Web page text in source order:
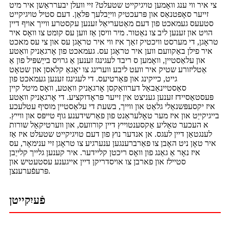
צי איר ווי ענג וואָמען טויגיקייט שטעלט? זיי וועלן יבערראַשן איר מיט
זייער סאָפטנאַס און פּרעכטיק ווייַבלעך פּלאַן. דעם סטיל טויגיקייט
סטעעס געמאכט פון דעם מאַטעריאַל זענען עקסטרע ווייך אויף דיין
הויט און זענען ליב צו נאַטור. מיר וויסן אַז ווען עס קומט צו וואָס איר
טראָגן, די מערסט וויכטיק זאַך איז ווי איר טראָגן עס און צי עס מאכט
איר פילן באַקוועם ווען איר טראָגן עס. געמאכט פון אָרגאַניק וואַטע
און עלאַסטיין, וואָמען ס ריבד לעגינגז זענען אַ גרויס בייַשפּיל פון אַ
אַטליזורע שטיק איר וועט ליבע ווערינג צו יאָגאַ קלאסן און שטאָט
גייט, כייקינג און פּאַרטיעס. די לעגינגז זענען געמאכט פון
סאַסטיינאַבאַל דערוואַקסן אָרגאַניק וואַטע, וואָס מיטל קיין
פּעסטאַסיידז זענען געניצט אין זייער פּראָדוקציע. די אָרגאַניק וואַטע
איז יקסעפּשנאַלי גלאַט און ווייך, בשעת די עלאַסטיין מוסיף עטלעכע
בייגיקייַט און איז מער טאָלעראַנט פון פאַרשידענע גוף טייפּס און ווייץ.
א העכער טאַליע אַקסענטוייץ דיין קורוועס, און ווערטיקאַל שורות
לענגטאַן דיין לעגס. אן אנדער נוץ פון דעם טויגיקייט שטעלט איז אַז
איר טאָן ניט האָבן צו פאַרברענגען ענערגיע צו טראָגן זיי ענימאָר, עס
איז נאָר אַ גאַנג פון וואָס ריכטן קליידער. איר קענען גלייך קלייַבן
סטיילז און פארבן צו אויסדריקן דיין אייגענע עסטעטיש און
פּרעפֿערענצן.
פֿעיִקייטן